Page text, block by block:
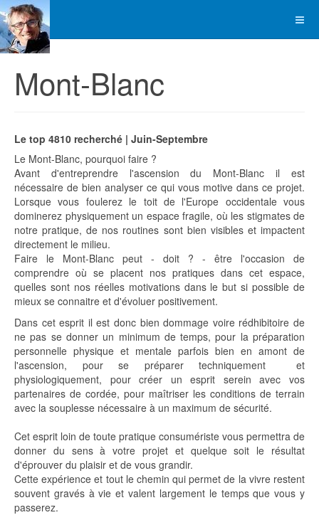
Mont-Blanc
Le top 4810 recherché | Juin-Septembre
Le Mont-Blanc, pourquoi faire ?
Avant d'entreprendre l'ascension du Mont-Blanc il est
nécessaire de bien analyser ce qui vous motive dans ce projet.
Lorsque vous foulerez le toit de l'Europe occidentale vous
dominerez physiquement un espace fragile, où les stigmates de
notre pratique, de nos routines sont bien visibles et impactent
directement le milieu.
Faire le Mont-Blanc peut - doit ? - être l'occasion de
comprendre où se placent nos pratiques dans cet espace,
quelles sont nos réelles motivations dans le but si possible de
mieux se connaitre et d'évoluer positivement.
Dans cet esprit il est donc bien dommage voire rédhibitoire de
ne pas se donner un minimum de temps, pour la préparation
personnelle physique et mentale parfois bien en amont de
l'ascension, pour se préparer techniquement et
physiologiquement, pour créer un esprit serein avec vos
partenaires de cordée, pour maîtriser les conditions de terrain
avec la souplesse nécessaire à un maximum de sécurité.
Cet esprit loin de toute pratique consumériste vous permettra de
donner du sens à votre projet et quelque soit le résultat
d'éprouver du plaisir et de vous grandir.
Cette expérience et tout le chemin qui permet de la vivre restent
souvent gravés à vie et valent largement le temps que vous y
passerez.